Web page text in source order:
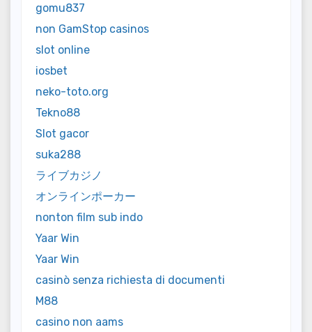
gomu837
non GamStop casinos
slot online
iosbet
neko-toto.org
Tekno88
Slot gacor
suka288
ライブカジノ
オンラインポーカー
nonton film sub indo
Yaar Win
Yaar Win
casinò senza richiesta di documenti
M88
casino non aams